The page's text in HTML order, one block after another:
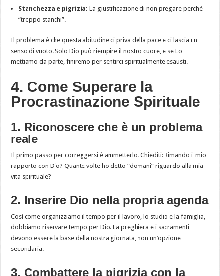
Stanchezza e pigrizia: La giustificazione di non pregare perché
“troppo stanchi”.
Il problema è che questa abitudine ci priva della pace e ci lascia un
senso di vuoto. Solo Dio può riempire il nostro cuore, e se Lo
mettiamo da parte, finiremo per sentirci spiritualmente esausti.
4. Come Superare la
Procrastinazione Spirituale
1. Riconoscere che è un problema
reale
Il primo passo per correggersi è ammetterlo. Chiediti: Rimando il mio
rapporto con Dio? Quante volte ho detto “domani” riguardo alla mia
vita spirituale?
2. Inserire Dio nella propria agenda
Così come organizziamo il tempo per il lavoro, lo studio e la famiglia,
dobbiamo riservare tempo per Dio. La preghiera e i sacramenti
devono essere la base della nostra giornata, non un’opzione
secondaria.
3. Combattere la pigrizia con la